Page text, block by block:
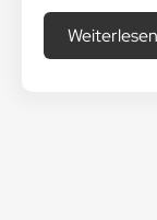
Weiterlesen